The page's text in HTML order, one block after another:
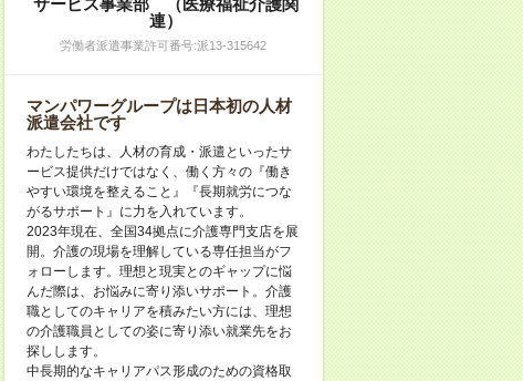
連）
労働者派遣事業許可番号:派13-315642
マンパワーグループは日本初の人材
派遣会社です
わたしたちは、人材の育成・派遣といったサ
ービス提供だけではなく、働く方々の『働き
やすい環境を整えること』『長期就労につな
がるサポート』に力を入れています。
2023年現在、全国34拠点に介護専門支店を展
開。介護の現場を理解している専任担当がフ
ォローします。理想と現実とのギャップに悩
んだ際は、お悩みに寄り添いサポート。介護
職としてのキャリアを積みたい方には、理想
の介護職員としての姿に寄り添い就業先をお
探しします。
中長期的なキャリアパス形成のための資格取